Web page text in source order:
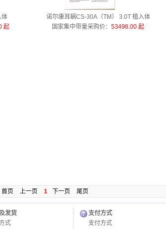
体
起
诺尔康耳蜗CS-30A（TM） 3.0T 植入体
国家集中带量采购价：53498.00 起
首页 上一页 1 下一页 尾页
发货
式
支付方式
支付方式